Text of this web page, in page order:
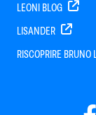
LEONI BLOG
LISANDER
RISCOPRIRE BRUNO